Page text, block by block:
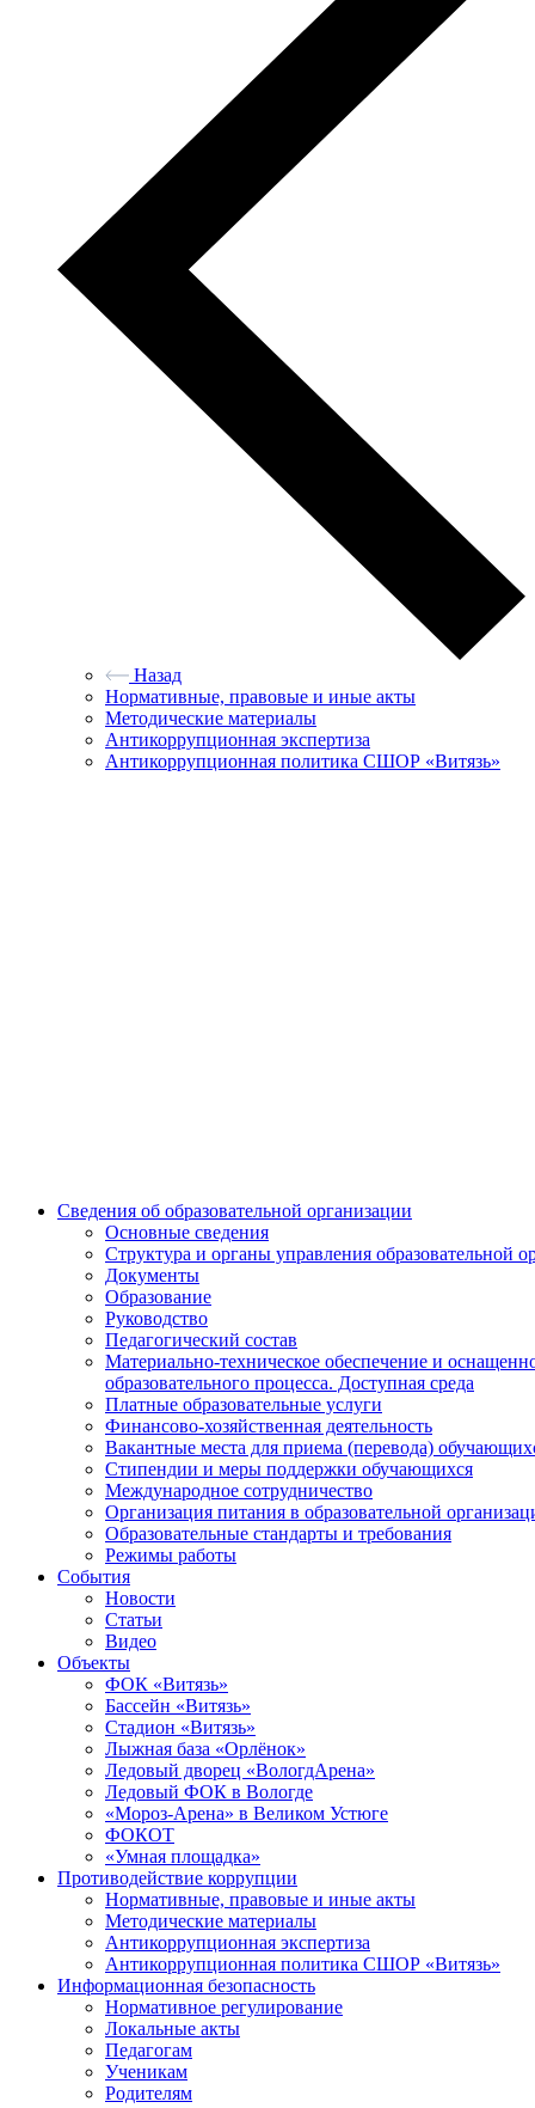
Назад
Нормативные, правовые и иные акты
Методические материалы
Антикоррупционная экспертиза
Антикоррупционная политика СШОР «Витязь»
Сведения об образовательной организации
Основные сведения
Структура и органы управления образовательной
Документы
Образование
Руководство
Педагогический состав
Материально-техническое обеспечение и
образовательного процесса. Доступная среда
Платные образовательные услуги
Финансово-хозяйственная деятельность
Вакантные места для приема (перевода)
Стипендии и меры поддержки обучающихся
Международное сотрудничество
Организация питания в образовательной
Образовательные стандарты и требования
Режимы работы
События
Новости
Статьи
Видео
Объекты
ФОК «Витязь»
Бассейн «Витязь»
Стадион «Витязь»
Лыжная база «Орлёнок»
Ледовый дворец «ВологдАрена»
Ледовый ФОК в Вологде
«Мороз-Арена» в Великом Устюге
ФОКОТ
«Умная площадка»
Противодействие коррупции
Нормативные, правовые и иные акты
Методические материалы
Антикоррупционная экспертиза
Антикоррупционная политика СШОР «Витязь»
Информационная безопасность
Нормативное регулирование
Локальные акты
Педагогам
Ученикам
Родителям